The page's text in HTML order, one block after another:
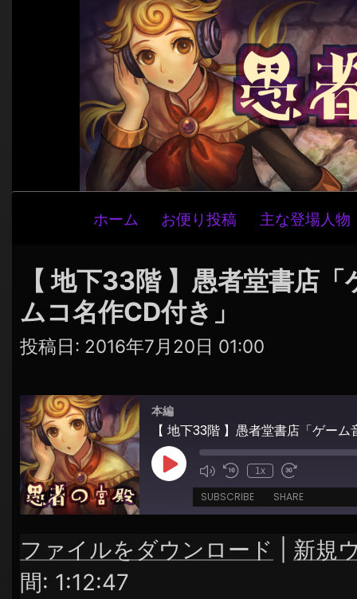
ビ
ゲ
ー
ョ
ン
ホーム お便り投稿 主な登場人物
【 地下33階 】愚者堂書店
ムコ名作CD付き」
投稿日: 2016年7月20日 01:00
本編
【 地下33階 】愚者堂書店「ゲー
Play
Episode
1x
SUBSCRIBE SHARE
RSS FEED
SHARE
LINK
ファイルをダウンロード
新規
間: 1:12:47